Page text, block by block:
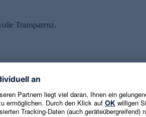
Transparenz.
E-Mail-Adresse eingeben